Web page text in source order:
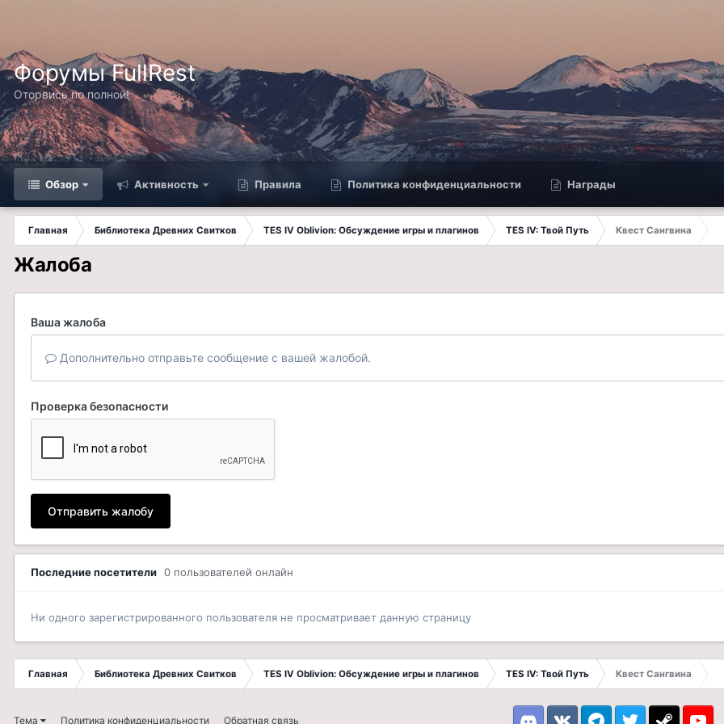
Форумы FullRest
Оторвись по полной!
Обзор Активность Правила Политика конфиденциальности Награды
Главная Библиотека Древних Свитков TES IV Oblivion: Обсуждение игры и плагинов TES IV: Твой Путь
Квест Сангвина
Жалоба
Ваша жалоба
Дополнительно отправьте сообщение с вашей жалобой.
Проверка безопасности
Отправить жалобу
Последние посетители 0 пользователей онлайн
Ни одного зарегистрированного пользователя не просматривает данную страницу
Главная Библиотека Древних Свитков TES IV Oblivion: Обсуждение игры и плагинов TES IV: Твой Путь Квест Сангвина
Тема Политика конфиденциальности Обратная связь